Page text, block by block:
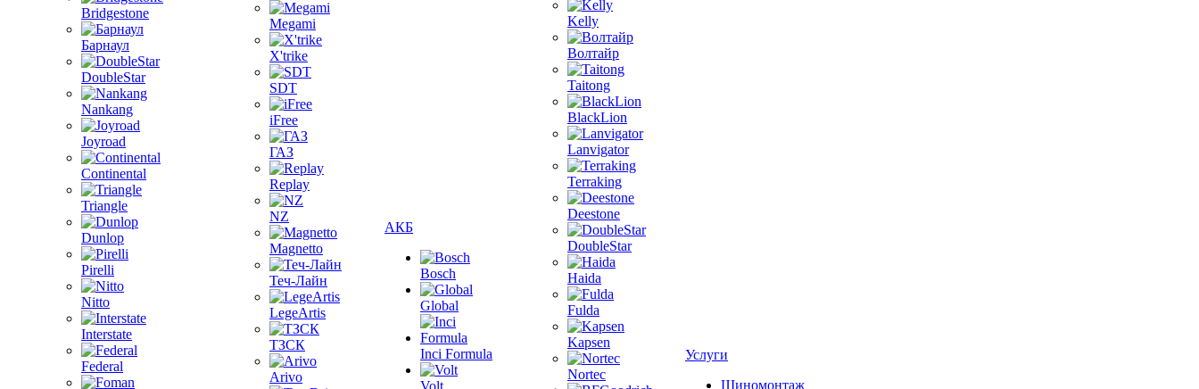
Bridgestone
Барнаул
DoubleStar
Nankang
Joyroad
Continental
Triangle
Dunlop
Pirelli
Nitto
Interstate
Federal
Megami
X'trike
SDT
iFree
ГАЗ
Replay
NZ
Magnetto
Теч-Лайн
LegeArtis
ТЗСК
Arivo
АКБ
Bosch
Global
Inci Formula
Volt
Kelly
Волтайр
Taitong
BlackLion
Lanvigator
Terraking
Deestone
DoubleStar
Haida
Fulda
Kapsen
Nortec
Услуги
Шиномонтаж